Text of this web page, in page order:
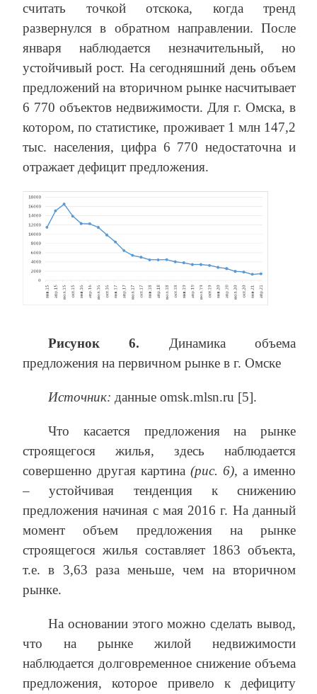
считать точкой отскока, когда тренд
развернулся в обратном направлении. После
января наблюдается незначительный, но
устойчивый рост. На сегодняшний день объем
предложений на вторичном рынке насчитывает
6 770 объектов недвижимости. Для г. Омска, в
котором, по статистике, проживает 1 млн 147,2
тыс. населения, цифра 6 770 недостаточна и
отражает дефицит предложения.
Рисунок 6. Динамика объема
предложения на первичном рынке в г. Омске
Источник: данные omsk.mlsn.ru [5].
Что касается предложения на рынке
строящегося жилья, здесь наблюдается
совершенно другая картина (рис. 6), а именно
– устойчивая тенденция к снижению
предложения начиная с мая 2016 г. На данный
момент объем предложения на рынке
строящегося жилья составляет 1863 объекта,
т.е. в 3,63 раза меньше, чем на вторичном
рынке.
На основании этого можно сделать вывод,
что на рынке жилой недвижимости
наблюдается долговременное снижение объема
предложения, которое привело к дефициту